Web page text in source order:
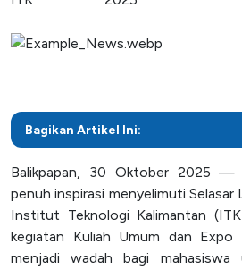
keterampilan mahasiswa untuk
dipublikasikan melalui website
informasi dan peristiwa penting
dirimu sekarang!
Pasca Sarjana
tangguh dalam industri yang terus
Daftarkan dirimu di ITK dan mulai
menuju masa depan yang gemilang
Mitra Kerjasama
Kehidupan Kampus
Akademik
Fasilitas
Unit Kegiatan Mahasiswa
Bagikan Artikel Ini:
Balikpapan, 30 Oktober 2025 —
penuh inspirasi menyelimuti Selasar
Institut Teknologi Kalimantan
kegiatan Kuliah Umum dan Expo
menjadi wadah bagi mahasiswa